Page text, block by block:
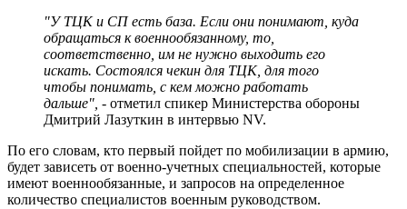
"У ТЦК и СП есть база. Если они понимают, куда
обращаться к военнообязанному, то,
соответственно, им не нужно выходить его
искать. Состоялся чекин для ТЦК, для того
чтобы понимать, с кем можно работать
дальше", - отметил спикер Министерства обороны
Дмитрий Лазуткин в интервью NV.
По его словам, кто первый пойдет по мобилизации в армию,
будет зависеть от военно-учетных специальностей, которые
имеют военнообязанные, и запросов на определенное
количество специалистов военным руководством.